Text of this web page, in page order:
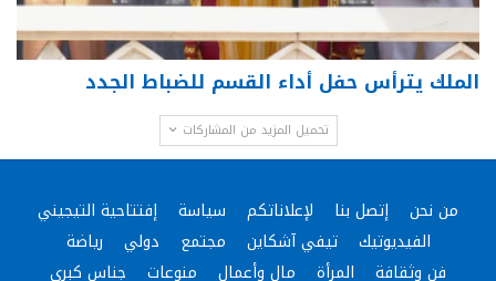
الملك يترأس حفل أداء القسم للضباط الجدد
تحميل المزيد من المشاركات
من نحن إتصل بنا لإعلاناتكم سياسة
إفتتاحية التيجيني
الفيديوتيك
تيفي آشكاين مجتمع دولي
رياضة
فن وثقافة
المرأة مال وأعمال منوعات
جناس كبرى